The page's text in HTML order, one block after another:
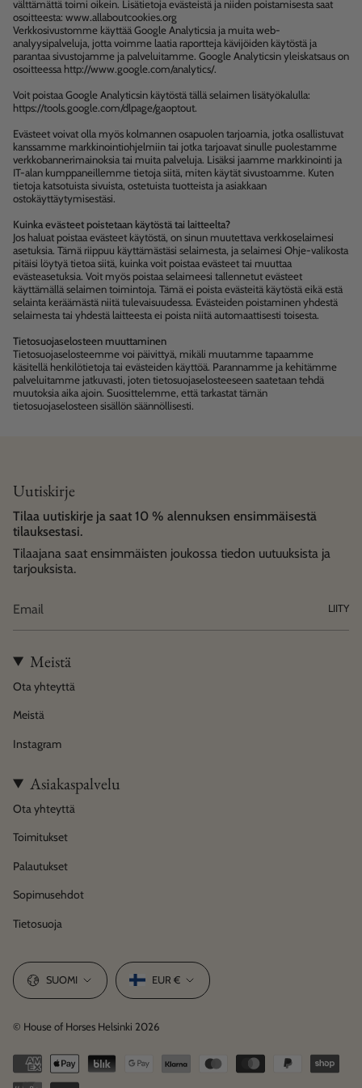
välttämättä toimi oikein. Lisätietoja evästeistä ja niiden poistamisesta saat
osoitteesta: www.allaboutcookies.org
Verkkosivustomme käyttää Google Analyticsia ja muita web-
analyysipalveluja, jotta voimme laatia raportteja kävijöiden käytöstä ja
parantaa sivustojamme ja palveluitamme. Google Analyticsin yleiskatsaus on
osoitteessa http://www.google.com/analytics/.
Voit poistaa Google Analyticsin käytöstä tällä selaimen lisätyökalulla:
https://tools.google.com/dlpage/gaoptout.
Evästeet voivat olla myös kolmannen osapuolen tarjoamia, jotka osallistuvat
kanssamme markkinointiohjelmiin tai jotka tarjoavat sinulle puolestamme
verkkobannerimainoksia tai muita palveluja. Lisäksi jaamme markkinointi ja
IT-alan kumppaneillemme tietoja siitä, miten käytät sivustoamme. Kuten
tietoja katsotuista sivuista, ostetuista tuotteista ja asiakkaan
ostokäyttäytymisestäsi.
Kuinka evästeet poistetaan käytöstä tai laitteelta?
Jos haluat poistaa evästeet käytöstä, on sinun muutettava verkkoselaimesi
asetuksia. Tämä riippuu käyttämästäsi selaimesta, ja selaimesi Ohje-valikosta
pitäisi löytyä tietoa siitä, kuinka voit poistaa evästeet tai muuttaa
evästeasetuksia. Voit myös poistaa selaimeesi tallennetut evästeet
käyttämällä selaimen toimintoja. Tämä ei poista evästeitä käytöstä eikä estä
selainta keräämästä niitä tulevaisuudessa. Evästeiden poistaminen yhdestä
selaimesta tai yhdestä laitteesta ei poista niitä automaattisesti toisesta.
Tietosuojaselosteen muuttaminen
Tietosuojaselosteemme voi päivittyä, mikäli muutamme tapaamme
käsitellä henkilötietoja tai evästeiden käyttöä. Parannamme ja kehitämme
palveluitamme jatkuvasti, joten tietosuojaselosteeseen saatetaan tehdä
muutoksia aika ajoin. Suosittelemme, että tarkastat tämän
tietosuojaselosteen sisällön säännöllisesti.
Uutiskirje
Tilaa uutiskirje ja saat 10 % alennuksen ensimmäisestä
tilauksestasi.
Tilaajana saat ensimmäisten joukossa tiedon uutuuksista ja
tarjouksista.
LIITY
Meistä
Ota yhteyttä
Meistä
Instagram
Asiakaspalvelu
Ota yhteyttä
Toimitukset
Palautukset
Sopimusehdot
Tietosuoja
Language
SUOMI Currency
EUR €
© House of Horses Helsinki 2026